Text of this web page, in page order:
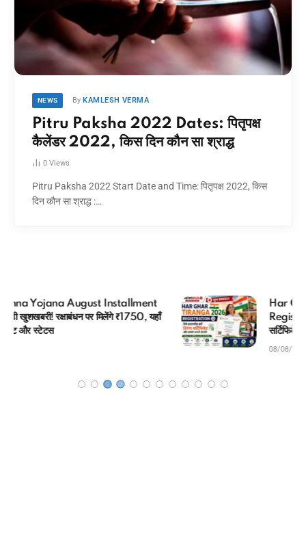
NEWS By KAMLESH VERMA
Pitru Paksha 2022 Dates: पितृपक्ष
कैलेंडर 2022, किस दिन कौन सा श्राद्ध
0 Views
Pitru Paksha 2022 Start Date and Time: पितृपक्ष 2022, किस
दिन कौन सा श्राद्ध :…
Har Ghar Tiranga 2026
Registration: शुभ समाचार! ऐसे डाउनलोड करें तिरंगा
सर्टिफिकेट और लगाएं अपनी सेल्फी